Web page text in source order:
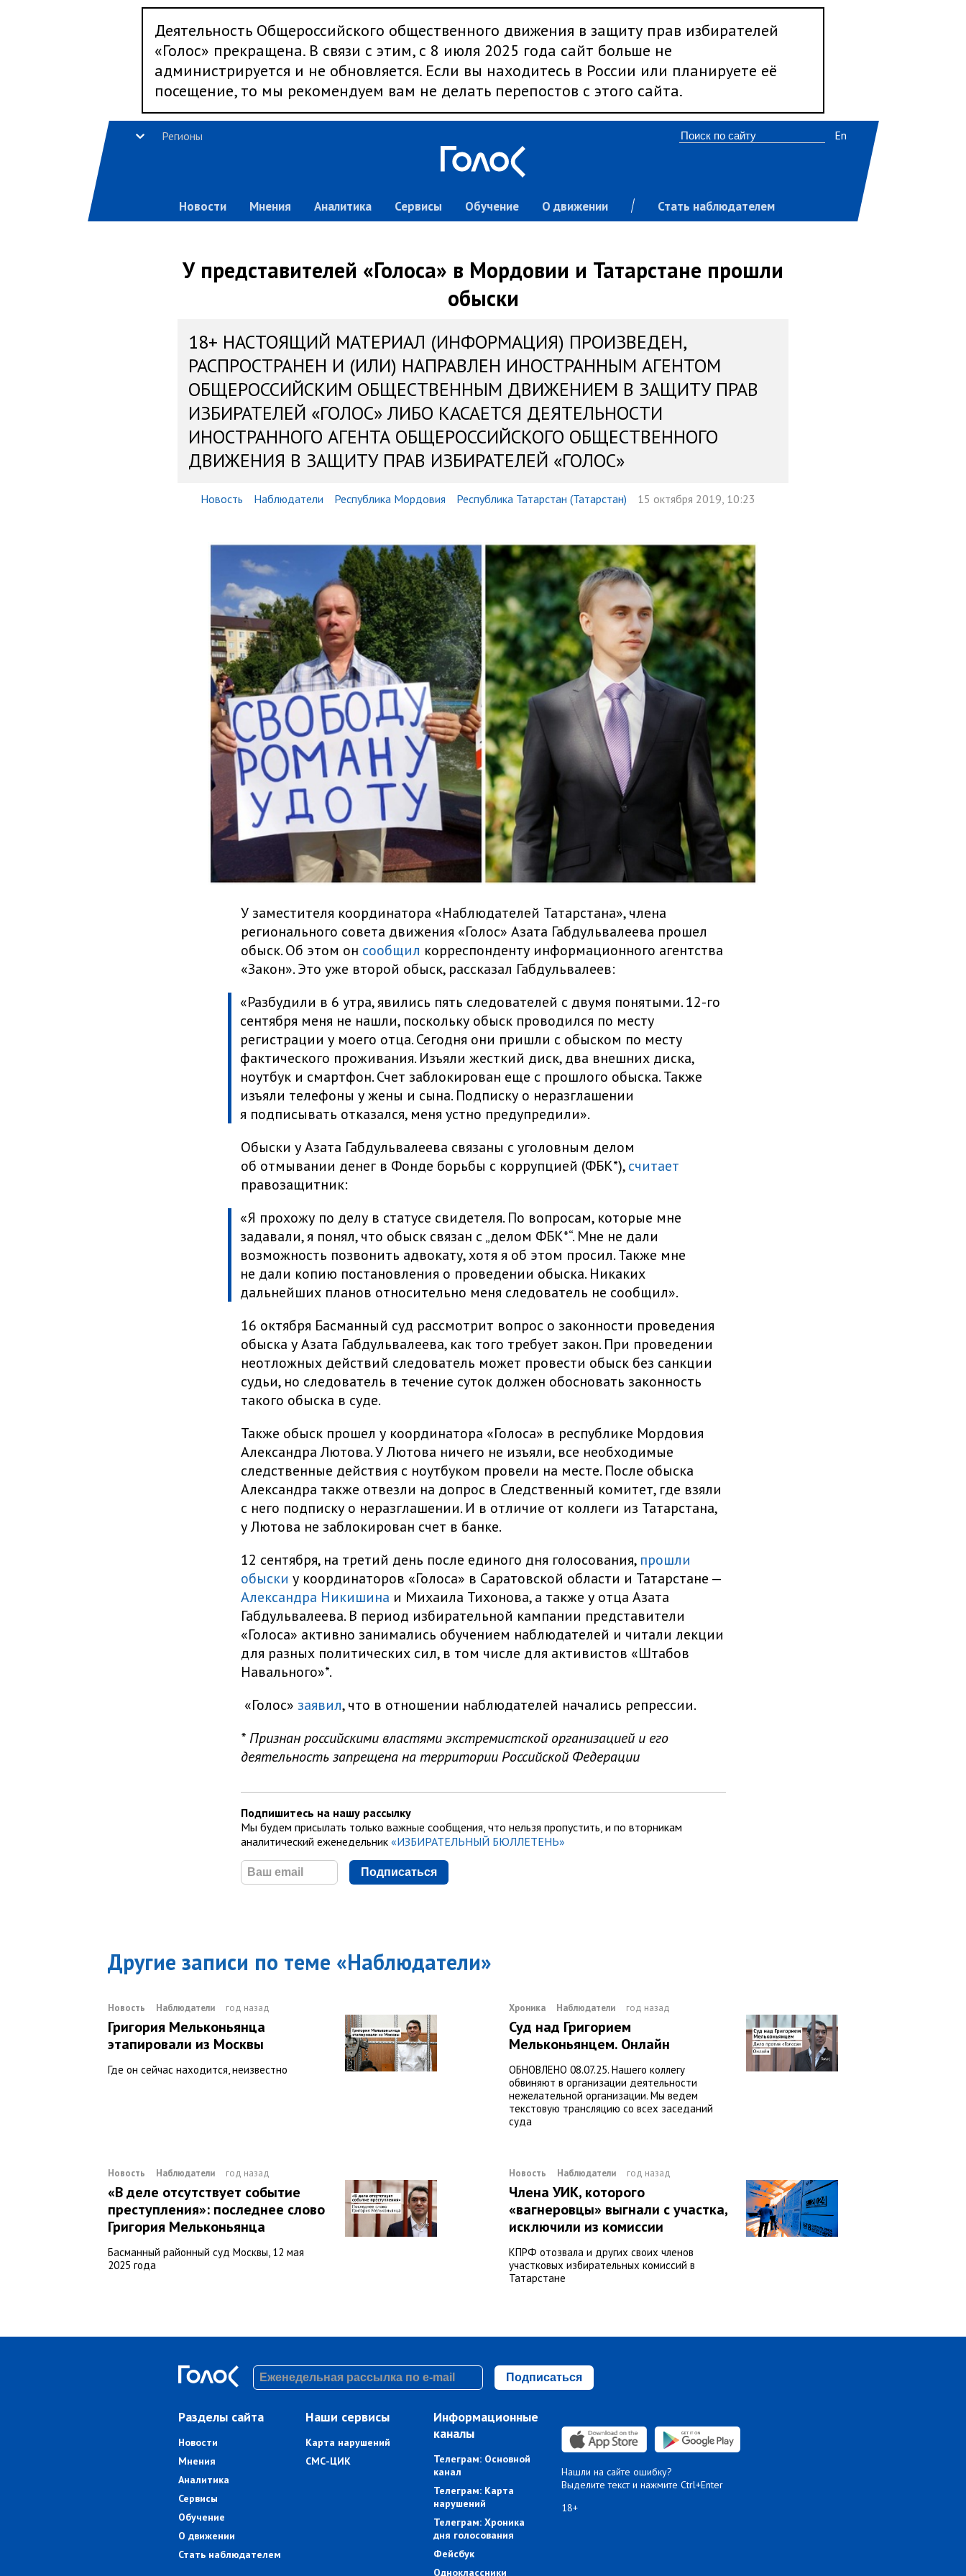
Деятельность Общероссийского общественного движения в защиту прав избирателей
«Голос» прекращена. В связи с этим, с 8 июля 2025 года сайт больше не
администрируется и не обновляется. Если вы находитесь в России или планируете её
посещение, то мы рекомендуем вам не делать перепостов с этого сайта.
Регионы
Новости Мнения Аналитика Сервисы Обучение О движении Стать наблюдателем
En
У представителей «Голоса» в Мордовии и Татарстане прошли
обыски
18+ НАСТОЯЩИЙ МАТЕРИАЛ (ИНФОРМАЦИЯ) ПРОИЗВЕДЕН,
РАСПРОСТРАНЕН И (ИЛИ) НАПРАВЛЕН ИНОСТРАННЫМ АГЕНТОМ
ОБЩЕРОССИЙСКИМ ОБЩЕСТВЕННЫМ ДВИЖЕНИЕМ В ЗАЩИТУ ПРАВ
ИЗБИРАТЕЛЕЙ «ГОЛОС» ЛИБО КАСАЕТСЯ ДЕЯТЕЛЬНОСТИ
ИНОСТРАННОГО АГЕНТА ОБЩЕРОССИЙСКОГО ОБЩЕСТВЕННОГО
ДВИЖЕНИЯ В ЗАЩИТУ ПРАВ ИЗБИРАТЕЛЕЙ «ГОЛОС»
Новость Наблюдатели Республика Мордовия Республика Татарстан (Татарстан) 15 октября 2019, 10:23
У заместителя координатора «Наблюдателей Татарстана», члена
регионального совета движения «Голос» Азата Габдульвалеева прошел
обыск. Об этом он сообщил корреспонденту информационного агентства
«Закон». Это уже второй обыск, рассказал Габдульвалеев:
«Разбудили в 6 утра, явились пять следователей с двумя понятыми. 12-го
сентября меня не нашли, поскольку обыск проводился по месту
регистрации у моего отца. Сегодня они пришли с обыском по месту
фактического проживания. Изъяли жесткий диск, два внешних диска,
ноутбук и смартфон. Счет заблокирован еще с прошлого обыска. Также
изъяли телефоны у жены и сына. Подписку о неразглашении
я подписывать отказался, меня устно предупредили».
Обыски у Азата Габдульвалеева связаны с уголовным делом
об отмывании денег в Фонде борьбы с коррупцией (ФБК*),считает
правозащитник:
«Я прохожу по делу в статусе свидетеля. По вопросам, которые мне
задавали, я понял, что обыск связан с „делом ФБК*“. Мне не дали
возможность позвонить адвокату, хотя я об этом просил. Также мне
не дали копию постановления о проведении обыска. Никаких
дальнейших планов относительно меня следователь не сообщил».
16 октября Басманный суд рассмотрит вопрос о законности проведения
обыска у Азата Габдульвалеева, как того требует закон. При проведении
неотложных действий следователь может провести обыск без санкции
судьи, но следователь в течение суток должен обосновать законность
такого обыска в суде.
Также обыск прошел у координатора «Голоса» в республике Мордовия
Александра Лютова. У Лютова ничего не изъяли, все необходимые
следственные действия с ноутбуком провели на месте. После обыска
Александра также отвезли на допрос в Следственный комитет, где взяли
с него подписку о неразглашении. И в отличие от коллеги из Татарстана,
у Лютова не заблокирован счет в банке.
12 сентября, на третий день после единого дня голосования, прошли
обыски у координаторов «Голоса» в Саратовской области и Татарстане —
Александра Никишина и Михаила Тихонова, а также у отца Азата
Габдульвалеева. В период избирательной кампании представители
«Голоса» активно занимались обучением наблюдателей и читали лекции
для разных политических сил, в том числе для активистов «Штабов
Навального»*.
«Голос» заявил, что в отношении наблюдателей начались репрессии.
* Признан российскими властями экстремистской организацией и его
деятельность запрещена на территории Российской Федерации
Подпишитесь на нашу рассылку
Мы будем присылать только важные сообщения, что нельзя пропустить, и по вторникам
аналитический еженедельник «ИЗБИРАТЕЛЬНЫЙ БЮЛЛЕТЕНЬ»
Подписаться
Другие записи по теме «Наблюдатели»
Новость Наблюдатели год назад
Григория Мельконьянца
этапировали из Москвы
Где он сейчас находится, неизвестно
Хроника Наблюдатели год назад
Суд над Григорием
Мельконьянцем. Онлайн
ОБНОВЛЕНО 08.07.25. Нашего коллегу
обвиняют в организации деятельности
нежелательной организации. Мы ведем
текстовую трансляцию со всех заседаний
суда
Новость Наблюдатели год назад
«В деле отсутствует событие
преступления»: последнее слово
Григория Мельконьянца
Басманный районный суд Москвы, 12 мая
2025 года
Новость Наблюдатели год назад
Члена УИК, которого
«вагнеровцы» выгнали с участка,
исключили из комиссии
КПРФ отозвала и других своих членов
участковых избирательных комиссий в
Татарстане
Подписаться
Разделы сайта
Новости
Мнения
Аналитика
Сервисы
Обучение
О движении
Стать наблюдателем
Наши сервисы
Карта нарушений
СМС-ЦИК
Информационные
каналы
Телеграм: Основной
канал
Телеграм: Карта
нарушений
Телеграм: Хроника
дня голосования
Фейсбук
Одноклассники
Нашли на сайте ошибку?
Выделите текст и нажмите Ctrl+Enter
18+